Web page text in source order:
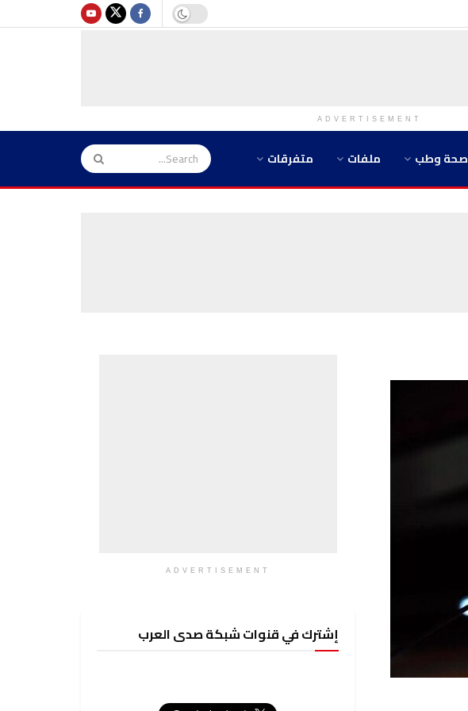
ADVERTISEMENT
صحة وطب ملفات متفرقات
ADVERTISEMENT
إشترك في قنوات شبكة صدى العرب